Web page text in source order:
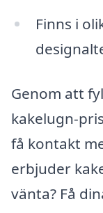
Finns i
Genom att
kakelugn-
få kontakt
erbjuder
vänta? Få